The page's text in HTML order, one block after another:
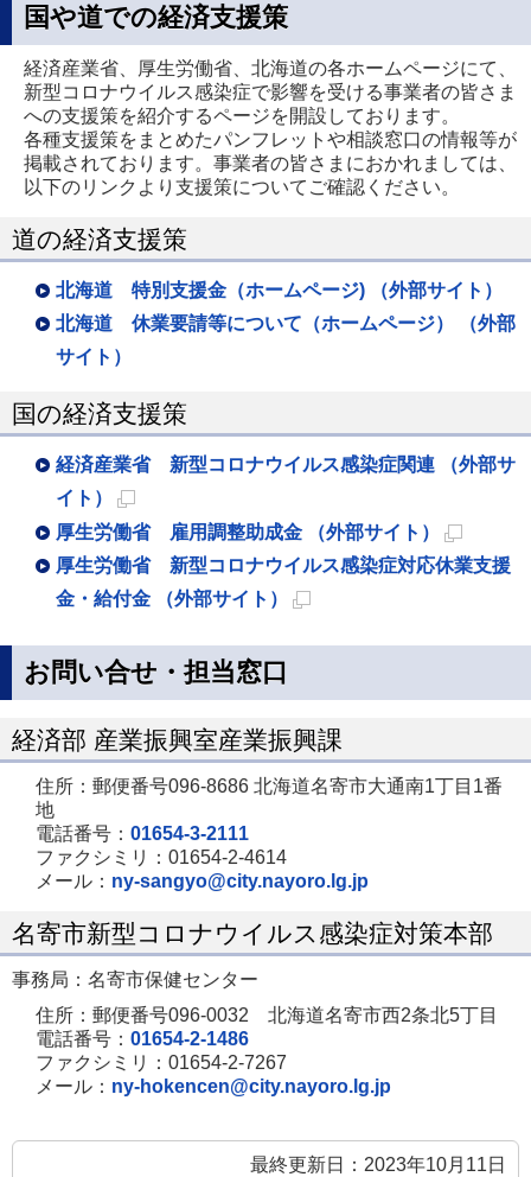
国や道での経済支援策
経済産業省、厚生労働省、北海道の各ホームページにて、
新型コロナウイルス感染症で影響を受ける事業者の皆さま
への支援策を紹介するページを開設しております。
各種支援策をまとめたパンフレットや相談窓口の情報等が
掲載されております。事業者の皆さまにおかれましては、
以下のリンクより支援策についてご確認ください。
道の経済支援策
北海道 特別支援金（ホームページ) （外部サイト）
北海道 休業要請等について（ホームページ） （外部
サイト）
国の経済支援策
経済産業省 新型コロナウイルス感染症関連 （外部サ
イト）
新
規
ペ
ジ
開
き
ま
す
厚生労働省 雇用調整助成金 （外部サイト）
新
開
き
厚生労働省 新型コロナウイルス感染症対応休業支援
金・給付金 （外部サイト）
ー
ジ
で
ま
す
お問い合せ・担当窓口
経済部 産業振興室産業振興課
住所：郵便番号096-8686 北海道名寄市大通南1丁目1番
地
電話番号： 01654-3-2111
ファクシミリ：01654-2-4614
メール： ny-sangyo@city.nayoro.lg.jp
名寄市新型コロナウイルス感染症対策本部
事務局：名寄市保健センター
住所：郵便番号096-0032 北海道名寄市西2条北5丁目
電話番号： 01654-2-1486
ファクシミリ：01654-2-7267
メール： ny-hokencen@city.nayoro.lg.jp
最終更新日：2023年10月11日